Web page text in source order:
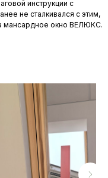
инструкции с
не сталкивался с этим,
мансардное окно ВЕЛЮКС.